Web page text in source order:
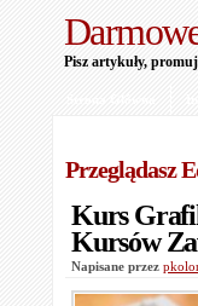
Pisz artykuły,
Przeglądasz
Kurs
Kursów
Napisane przez